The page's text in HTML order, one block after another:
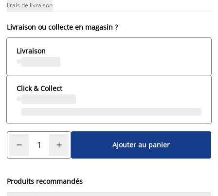
Frais de livraison
Livraison ou collecte en magasin ?
Livraison
Click & Collect
Ajouter au panier
Produits recommandés